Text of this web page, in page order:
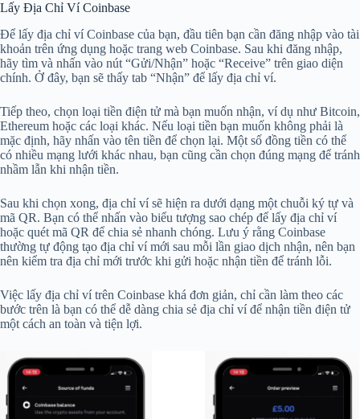
Lấy Địa Chỉ Ví Coinbase
Để lấy địa chỉ ví Coinbase của bạn, đầu tiên bạn cần đăng nhập vào tài
khoản trên ứng dụng hoặc trang web Coinbase. Sau khi đăng nhập,
hãy tìm và nhấn vào nút “Gửi/Nhận” hoặc “Receive” trên giao diện
chính. Ở đây, bạn sẽ thấy tab “Nhận” để lấy địa chỉ ví.
Tiếp theo, chọn loại tiền điện tử mà bạn muốn nhận, ví dụ như Bitcoin,
Ethereum hoặc các loại khác. Nếu loại tiền bạn muốn không phải là
mặc định, hãy nhấn vào tên tiền để chọn lại. Một số đồng tiền có thể
có nhiều mạng lưới khác nhau, bạn cũng cần chọn đúng mạng để tránh
nhầm lẫn khi nhận tiền.
Sau khi chọn xong, địa chỉ ví sẽ hiện ra dưới dạng một chuỗi ký tự và
mã QR. Bạn có thể nhấn vào biểu tượng sao chép để lấy địa chỉ ví
hoặc quét mã QR để chia sẻ nhanh chóng. Lưu ý rằng Coinbase
thường tự động tạo địa chỉ ví mới sau mỗi lần giao dịch nhận, nên bạn
nên kiểm tra địa chỉ mới trước khi gửi hoặc nhận tiền để tránh lỗi.
Việc lấy địa chỉ ví trên Coinbase khá đơn giản, chỉ cần làm theo các
bước trên là bạn có thể dễ dàng chia sẻ địa chỉ ví để nhận tiền điện tử
một cách an toàn và tiện lợi.